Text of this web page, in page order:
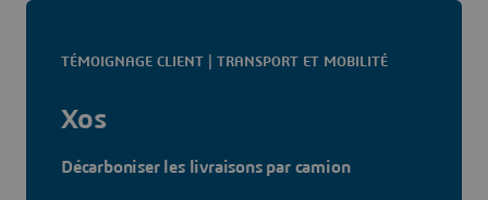
TÉMOIGNAGE CLIENT | TRANSPORT ET MOBILITÉ
Xos
Décarboniser les livraisons par camion